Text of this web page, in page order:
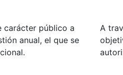
carácter público a
anual, el que se
A